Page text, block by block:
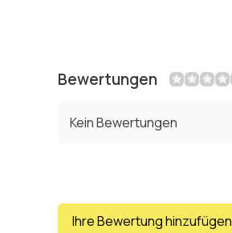
Bewertungen
Kein Bewertungen
Ihre Bewertung hinzufügen